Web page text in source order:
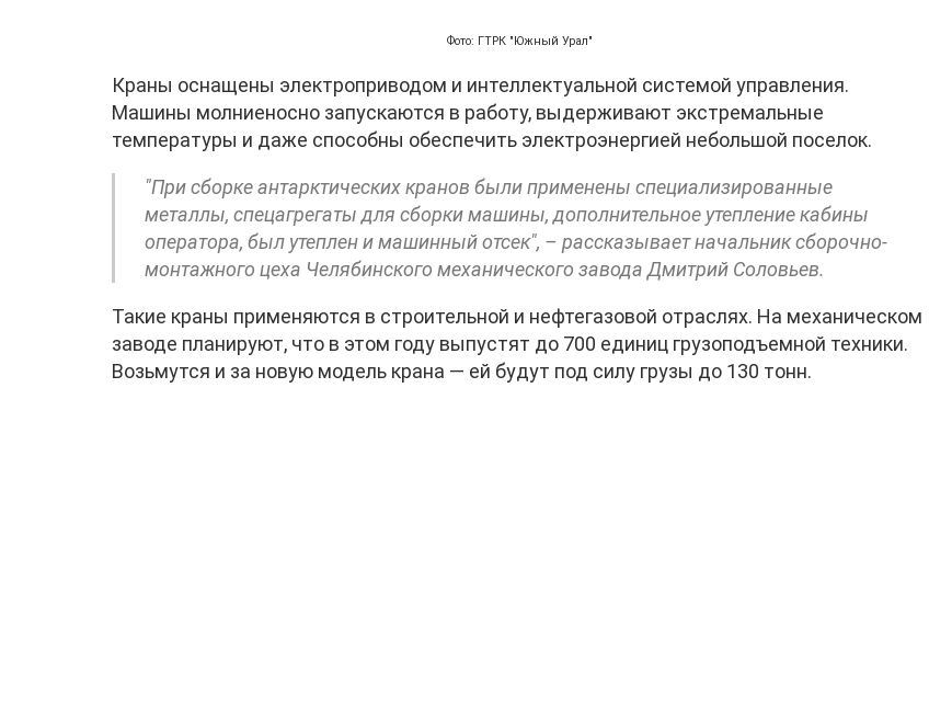
Фото: ГТРК "Южный Урал"
Краны оснащены электроприводом и интеллектуальной системой управления.
Машины молниеносно запускаются в работу, выдерживают экстремальные
температуры и даже способны обеспечить электроэнергией небольшой поселок.
"При сборке антарктических кранов были применены специализированные
металлы, спецагрегаты для сборки машины, дополнительное утепление кабины
оператора, был утеплен и машинный отсек", – рассказывает начальник сборочно-
монтажного цеха Челябинского механического завода Дмитрий Соловьев.
Такие краны применяются в строительной и нефтегазовой отраслях. На механическом
заводе планируют, что в этом году выпустят до 700 единиц грузоподъемной техники.
Возьмутся и за новую модель крана — ей будут под силу грузы до 130 тонн.